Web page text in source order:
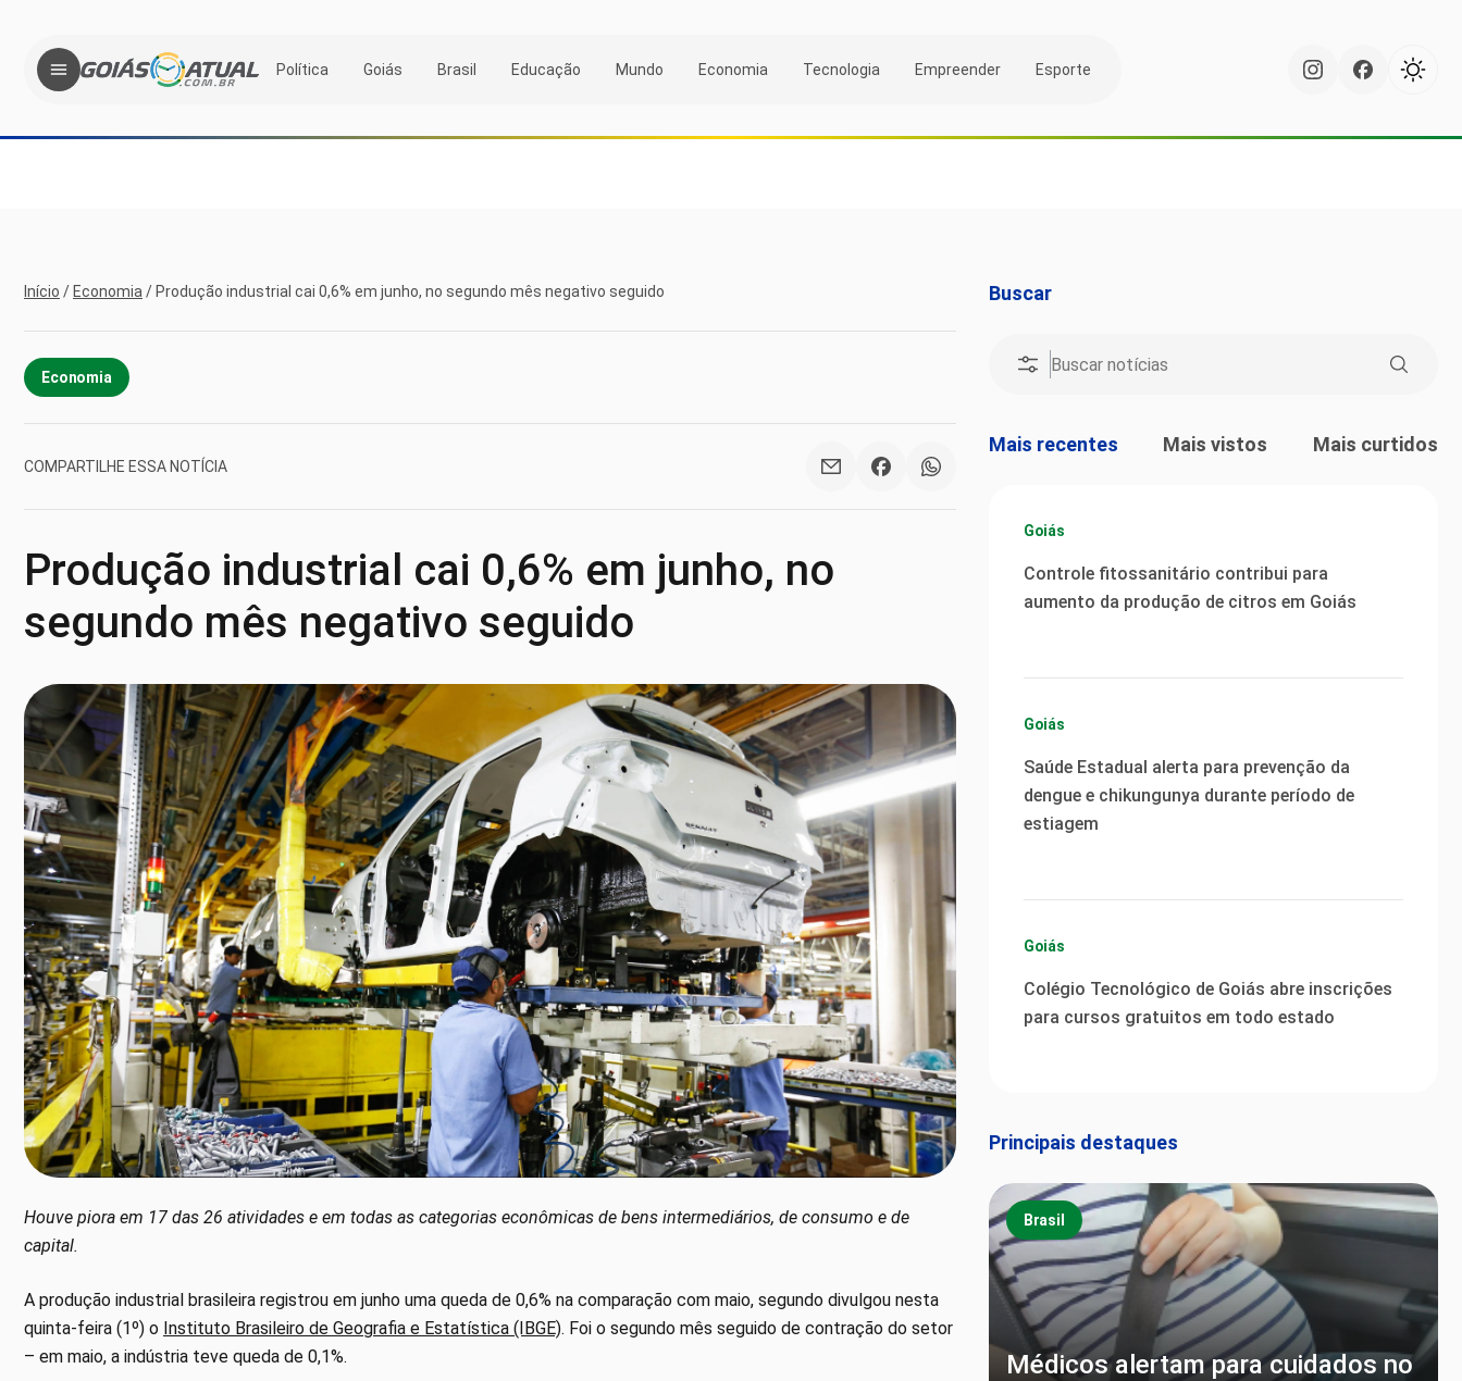
Política Goiás Brasil Educação Mundo Economia Tecnologia Empreender Esporte
Início / Economia / Produção industrial cai 0,6% em junho, no segundo mês negativo seguido
Economia
COMPARTILHE ESSA NOTÍCIA
Produção industrial cai 0,6% em junho, no
segundo mês negativo seguido
Houve piora em 17 das 26 atividades e em todas as categorias econômicas de bens intermediários, de consumo e de
capital.
A produção industrial brasileira registrou em junho uma queda de 0,6% na comparação com maio, segundo divulgou nesta
quinta-feira (1º) o Instituto Brasileiro de Geografia e Estatística (IBGE). Foi o segundo mês seguido de contração do setor
– em maio, a indústria teve queda de 0,1%.
Buscar
Mais recentes Mais vistos Mais curtidos
Goiás
Controle fitossanitário contribui para
aumento da produção de citros em Goiás
Goiás
Saúde Estadual alerta para prevenção da
dengue e chikungunya durante período de
estiagem
Goiás
Colégio Tecnológico de Goiás abre inscrições
para cursos gratuitos em todo estado
Principais destaques
Brasil
Médicos alertam para cuidados no